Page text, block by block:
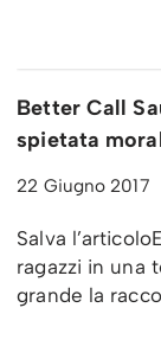
Better Call
spietata
22 Giugno 2017
Salva
ragazzi in una
grande la